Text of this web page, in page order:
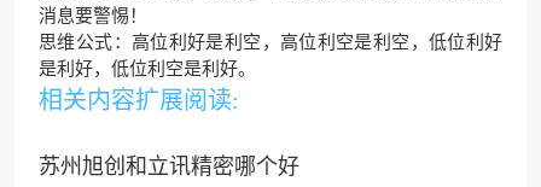
消息要警惕！
思维公式：高位利好是利空，高位利空是利空，低位利好
是利好，低位利空是利好。
相关内容扩展阅读:
苏州旭创和立讯精密哪个好